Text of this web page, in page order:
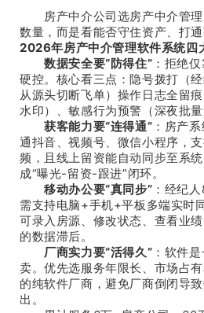
房产中介公司选房产中介管理
数量，而是看能否守住资产、打通
2026年房产中介管理软件系统四
数据安全要“防得住” ：拒绝
硬控。核心看三点：隐号拨打（
从源头切断飞单）操作日志全留
水印）、敏感行为预警（深夜批量
获客能力要“连得通” ：房产
通抖音、视频号、微信小程序，
频，且线上留资能自动同步至系
成“曝光-留资-跟进”闭环。
移动办公要“真同步” ：经纪
需支持电脑+手机+平板多端实时
可录入房源、修改状态、查看业
的数据滞后。
厂商实力要“活得久” ：软件
卖。优先选服务年限长、市场占
的纯软件厂商，避免厂商倒闭导
出。